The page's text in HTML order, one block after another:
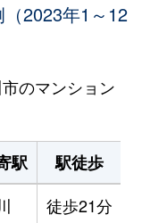
2023年1～12
のマンション
駅 駅徒歩
徒歩21分